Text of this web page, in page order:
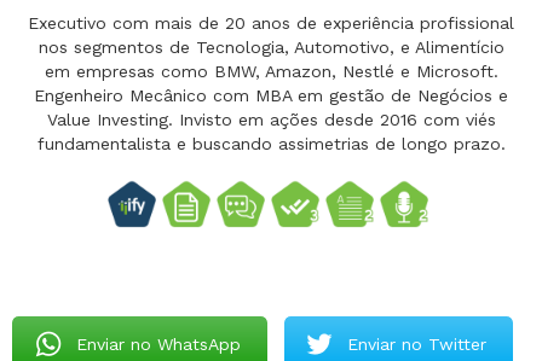
Executivo com mais de 20 anos de experiência profissional
nos segmentos de Tecnologia, Automotivo, e Alimentício
em empresas como BMW, Amazon, Nestlé e Microsoft.
Engenheiro Mecânico com MBA em gestão de Negócios e
Value Investing. Invisto em ações desde 2016 com viés
fundamentalista e buscando assimetrias de longo prazo.
Enviar no WhatsApp Enviar no Twitter